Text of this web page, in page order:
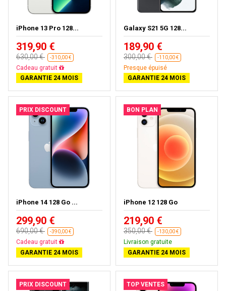
iPhone 13 Pro 128...
319,90 €
630,00 € -310,00 €
Cadeau gratuit
GARANTIE 24 MOIS
Galaxy S21 5G 128...
189,90 €
300,00 € -110,00 €
Presque épuisé
GARANTIE 24 MOIS
PRIX DISCOUNT
iPhone 14 128 Go ...
299,90 €
690,00 € -390,00 €
Cadeau gratuit
GARANTIE 24 MOIS
BON PLAN
iPhone 12 128 Go
219,90 €
350,00 € -130,00 €
Livraison gratuite
GARANTIE 24 MOIS
PRIX DISCOUNT TOP VENTES